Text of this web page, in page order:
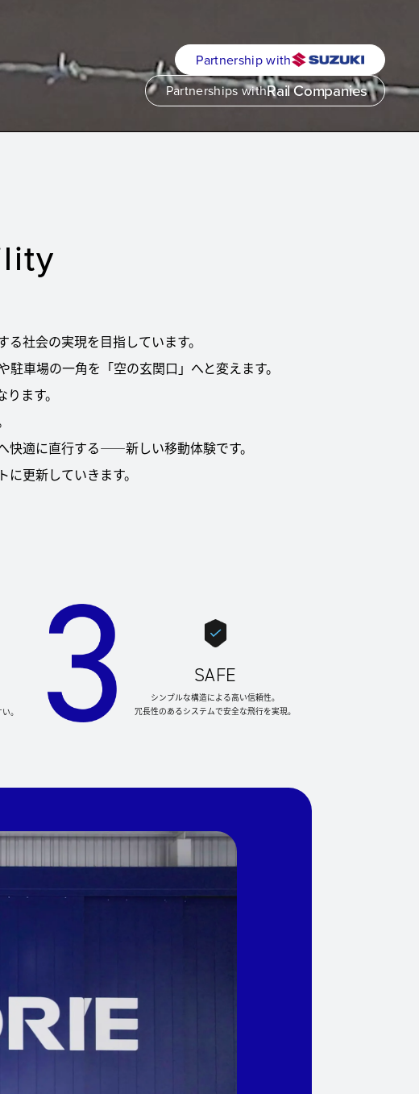
Partnership with
Partnerships withRail Companies
社会の実現を目指しています。
車場の一角を「空の玄関口」へと変えます。
ます。
快適に直行する——新しい移動体験です。
更新していきます。
。
SAFE
シンプルな構造による高い信頼性。
冗長性のあるシステムで安全な飛行を実現。